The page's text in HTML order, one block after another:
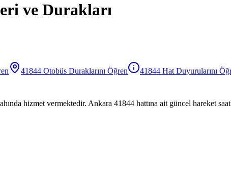
ve Durakları
41844 Otobüs Duraklarını Öğren 41844 Hat Duyurularını
hizmet vermektedir. Ankara 41844 hattına ait güncel hareket